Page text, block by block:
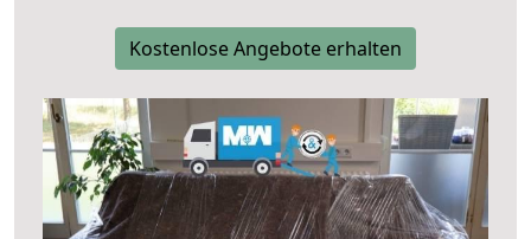
Kostenlose Angebote erhalten